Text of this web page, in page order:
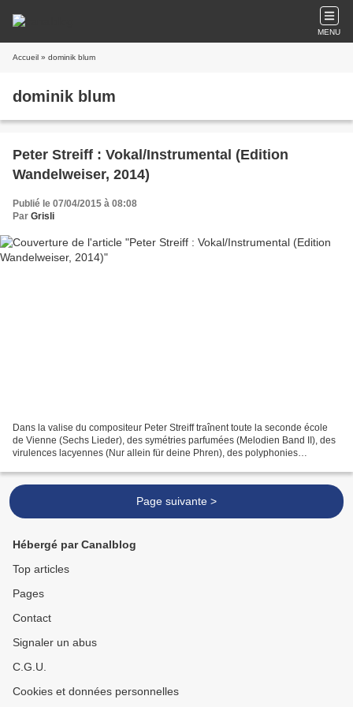
MENU
Accueil » dominik blum
dominik blum
Peter Streiff : Vokal/Instrumental (Edition
Wandelweiser, 2014)
Publié le 07/04/2015 à 08:08
Par Grisli
Dans la valise du compositeur Peter Streiff traînent toute la seconde école
de Vienne (Sechs Lieder), des symétries parfumées (Melodien Band II), des
virulences lacyennes (Nur allein für deine Phren), des polyphonies
Page suivante >
Hébergé par Canalblog
Top articles
Pages
Contact
Signaler un abus
C.G.U.
Cookies et données personnelles